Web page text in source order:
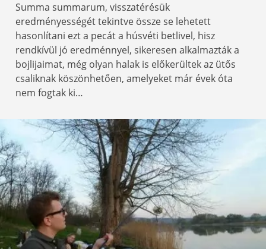
Summa summarum, visszatérésük
eredményességét tekintve össze se lehetett
hasonlítani ezt a pecát a húsvéti betlivel, hisz
rendkívül jó eredménnyel, sikeresen alkalmazták a
bojlijaimat, még olyan halak is előkerültek az ütős
csaliknak köszönhetően, amelyeket már évek óta
nem fogtak ki…